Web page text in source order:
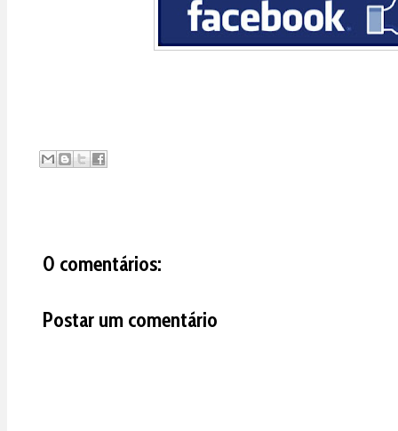
0 comentários:
Postar um comentário